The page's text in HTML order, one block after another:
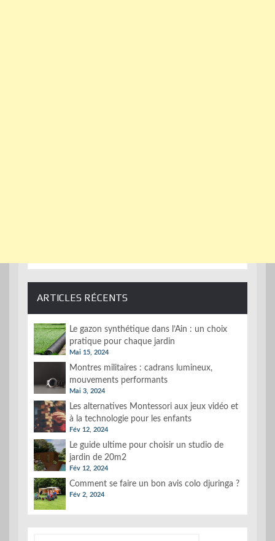
ARTICLES RÉCENTS
Le gazon synthétique dans l’Ain : un choix
pratique pour chaque jardin
Mai 15, 2024
Montres militaires : cadrans lumineux,
mouvements performants
Mai 3, 2024
Les alternatives Montessori aux jeux vidéo et
à la technologie pour les enfants
Fév 12, 2024
Le guide ultime pour choisir un studio de
jardin de 20m2
Fév 12, 2024
Comment se faire un bon avis colo djuringa ?
Fév 2, 2024